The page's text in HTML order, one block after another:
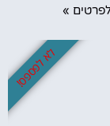
»
לא לפספס!